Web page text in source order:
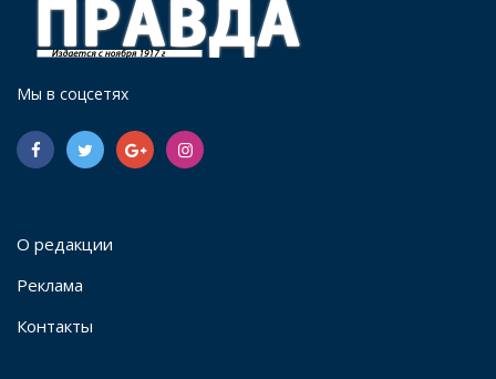
Мы в соцсетях
О редакции
Реклама
Контакты